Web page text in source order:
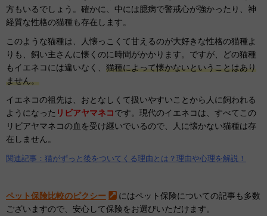
方もいるでしょう。確かに、中には臆病で警戒心が強かったり、神
経質な性格の猫種も存在します。
このような猫種は、人懐っこくて甘えるのが大好きな性格の猫種よ
りも、飼い主さんに懐くのに時間がかかります。ですが、どの猫種
もイエネコには違いなく、 猫種によって懐かないということはあり
ません。
イエネコの祖先は、おとなしくて扱いやすいことから人に飼われる
ようになった リビアヤマネコです。現代のイエネコは、すべてこの
リビアヤマネコの血を受け継いでいるので、人に懐かない猫種は存
在しません。
関連記事：猫がずっと後をついてくる理由とは？理由や心理を解説！
ペット保険比較のピクシー
にはペット保険についての記事も多数
ございますので、安心して保険をお選びいただけます。